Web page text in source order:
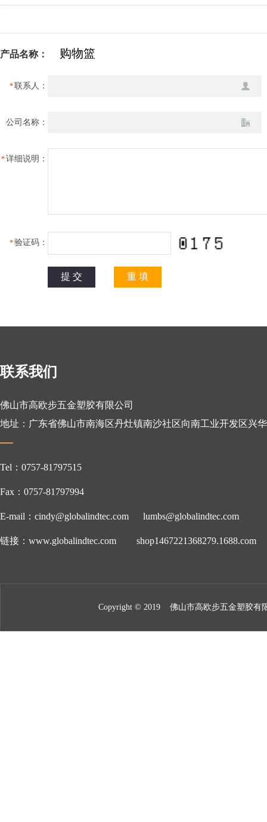
产品名称：
*联系人：
公司名称：
*详细说明：
*验证码：
联系我们
佛山市高欧步五金塑胶有限公司
地址：广东省佛山市南海区丹灶镇南沙社区向南工业开发区兴
Tel：0757-81797515
Fax：0757-81797994
E-mail：cindy@globalindtec.com lumbs@globalindtec.com
链接： www.globalindtec.com shop1467221368279.1688.com
Copyright © 2019 佛山市高欧步五金塑胶有